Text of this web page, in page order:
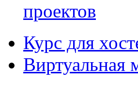
проектов
Курс для